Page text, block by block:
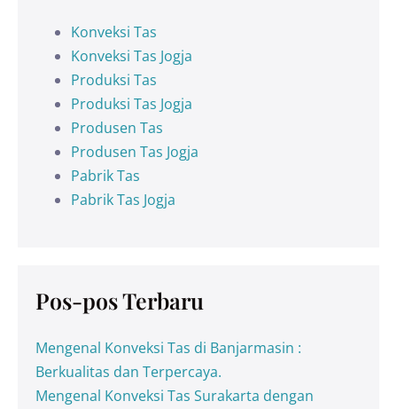
Konveksi Tas
Konveksi Tas Jogja
Produksi Tas
Produksi Tas Jogja
Produsen Tas
Produsen Tas Jogja
Pabrik Tas
Pabrik Tas Jogja
Pos-pos Terbaru
Mengenal Konveksi Tas di Banjarmasin :
Berkualitas dan Terpercaya.
Mengenal Konveksi Tas Surakarta dengan